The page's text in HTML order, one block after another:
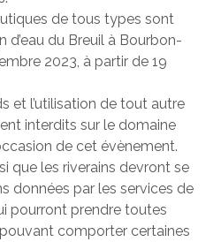
de tous types sont
d’eau du Breuil à Bourbon-
2023, à partir de 19
et l’utilisation de tout autre
interdits sur le domaine
de cet évènement.
que les riverains devront se
données par les services de
pourront prendre toutes
comporter certaines